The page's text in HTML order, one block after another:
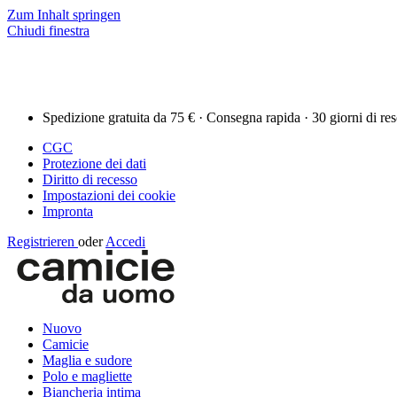
Zum Inhalt springen
Chiudi finestra
Spedizione gratuita da 75 € · Consegna rapida · 30 giorni di
CGC
Protezione dei dati
Diritto di recesso
Impostazioni dei cookie
Impronta
Registrieren oder Accedi
Nuovo
Camicie
Maglia e sudore
Polo e magliette
Biancheria intima